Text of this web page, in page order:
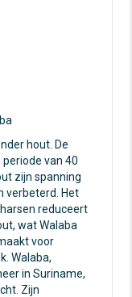
hout. De
van 40
zijn spanning
verbeterd. Het
reduceert
wat Walaba
voor
Walaba,
in Suriname,
Zijn